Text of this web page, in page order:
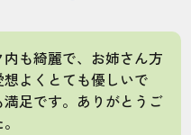
内も綺麗で、お姉さん方
よくとても優しいで
足です。ありがとうご